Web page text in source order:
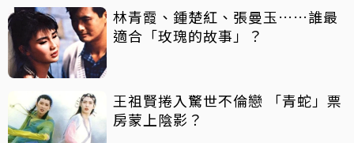
林青霞、鍾楚紅、張曼玉……誰最
適合「玫瑰的故事」？
王祖賢捲入驚世不倫戀 「青蛇」票
房蒙上陰影？